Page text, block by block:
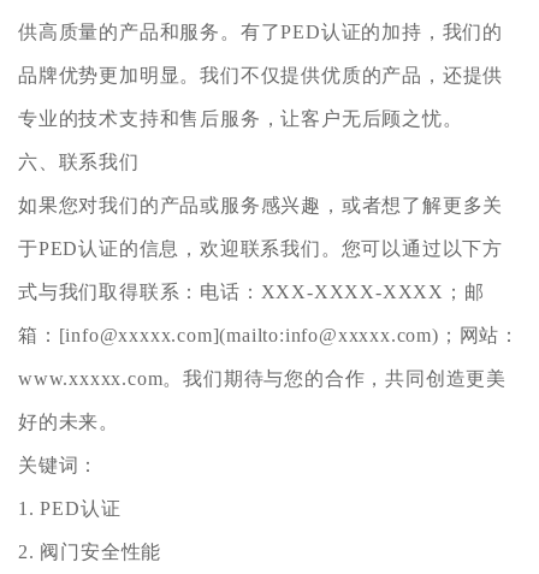
供高质量的产品和服务。有了PED认证的加持，我们的
品牌优势更加明显。我们不仅提供优质的产品，还提供
专业的技术支持和售后服务，让客户无后顾之忧。
六、联系我们
如果您对我们的产品或服务感兴趣，或者想了解更多关
于PED认证的信息，欢迎联系我们。您可以通过以下方
式与我们取得联系：电话：XXX-XXXX-XXXX；邮
箱：[info@xxxxx.com](mailto:info@xxxxx.com)；网站：
www.xxxxx.com。我们期待与您的合作，共同创造更美
好的未来。
关键词：
1. PED认证
2. 阀门安全性能